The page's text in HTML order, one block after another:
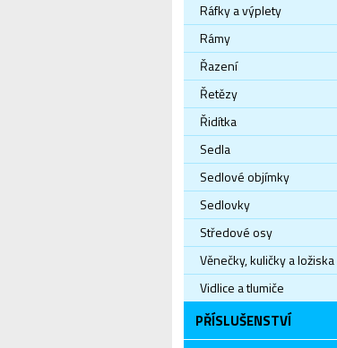
Ráfky a výplety
Rámy
Řazení
Řetězy
Řidítka
Sedla
Sedlové objímky
Sedlovky
Středové osy
Věnečky, kuličky a ložiska
Vidlice a tlumiče
PŘÍSLUŠENSTVÍ